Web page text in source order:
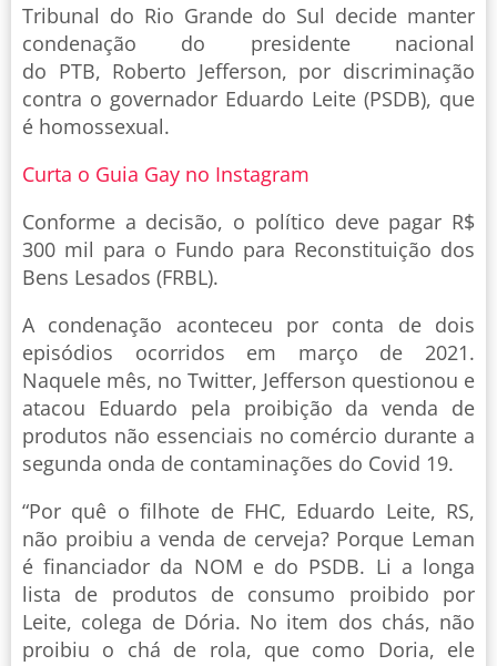
Tribunal do Rio Grande do Sul decide manter
condenação do presidente nacional
do PTB, Roberto Jefferson, por discriminação
contra o governador Eduardo Leite (PSDB), que
é homossexual.
Curta o Guia Gay no Instagram
Conforme a decisão, o político deve pagar R$
300 mil para o Fundo para Reconstituição dos
Bens Lesados (FRBL).
A condenação aconteceu por conta de dois
episódios ocorridos em março de 2021.
Naquele mês, no Twitter, Jefferson questionou e
atacou Eduardo pela proibição da venda de
produtos não essenciais no comércio durante a
segunda onda de contaminações do Covid 19.
“Por quê o filhote de FHC, Eduardo Leite, RS,
não proibiu a venda de cerveja? Porque Leman
é financiador da NOM e do PSDB. Li a longa
lista de produtos de consumo proibido por
Leite, colega de Dória. No item dos chás, não
proibiu o chá de rola, que como Doria, ele